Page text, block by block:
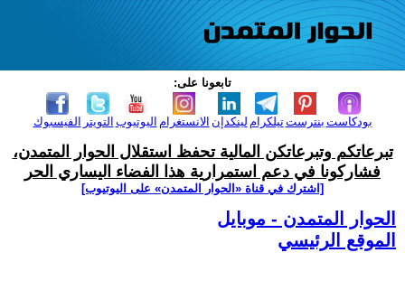
تابعونا على:
الفيسبوك التويتر اليوتيوب الانستغرام لينكدإن تيلكرامبنترست بودكاست
تبرعاتكم وتبرعاتكن المالية تحفظ استقلال الحوار المتمدن،
فشاركونا في دعم استمرارية هذا الفضاء اليساري الحر
[اشترك في قناة ‫«الحوار المتمدن» على اليوتيوب]
الحوار المتمدن - موبايل
الموقع الرئيسي